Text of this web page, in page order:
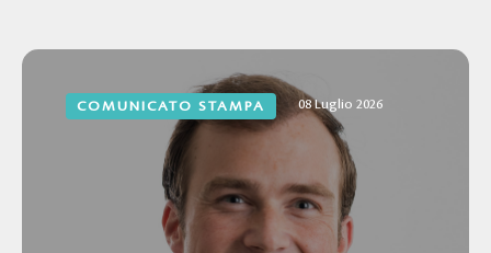
COMUNICATO STAMPA 08 Luglio 2026